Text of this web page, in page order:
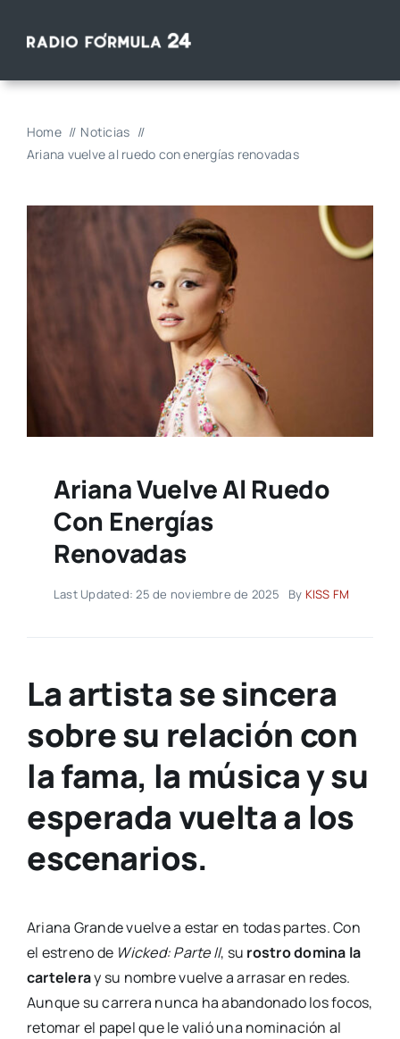
Home
Noticias
Ariana vuelve al ruedo con energías renovadas
Ariana Vuelve Al Ruedo
Con Energías
Renovadas
Last Updated: 25 de noviembre de 2025 By KISS FM
La artista se sincera
sobre su relación con
la fama, la música y su
esperada vuelta a los
escenarios.
Ariana Grande vuelve a estar en todas partes. Con
el estreno de Wicked: Parte II, su rostro domina la
carteleray su nombre vuelve a arrasar en redes.
Aunque su carrera nunca ha abandonado los focos,
retomar el papel que le valió una nominación al